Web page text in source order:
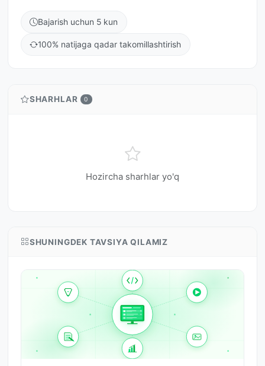
Bajarish uchun 5 kun
100% natijaga qadar takomillashtirish
SHARHLAR 0
Hozircha sharhlar yo'q
SHUNINGDEK TAVSIYA QILAMIZ